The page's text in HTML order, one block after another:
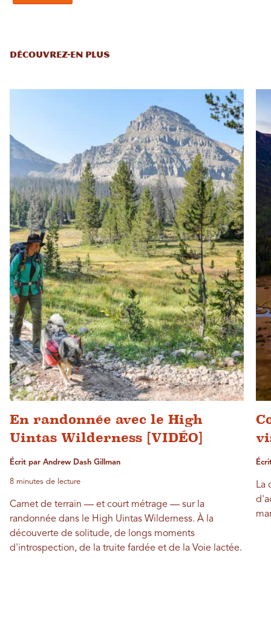
DÉCOUVREZ-EN PLUS
En randonnée avec le High
Uintas Wilderness [VIDÉO]
Écrit par Andrew Dash Gillman
8 minutes de lecture
Carnet de terrain — et court métrage — sur la
randonnée dans le High Uintas Wilderness. À la
découverte de solitude, de longs moments
d'introspection, de la truite fardée et de la Voie lactée.
La